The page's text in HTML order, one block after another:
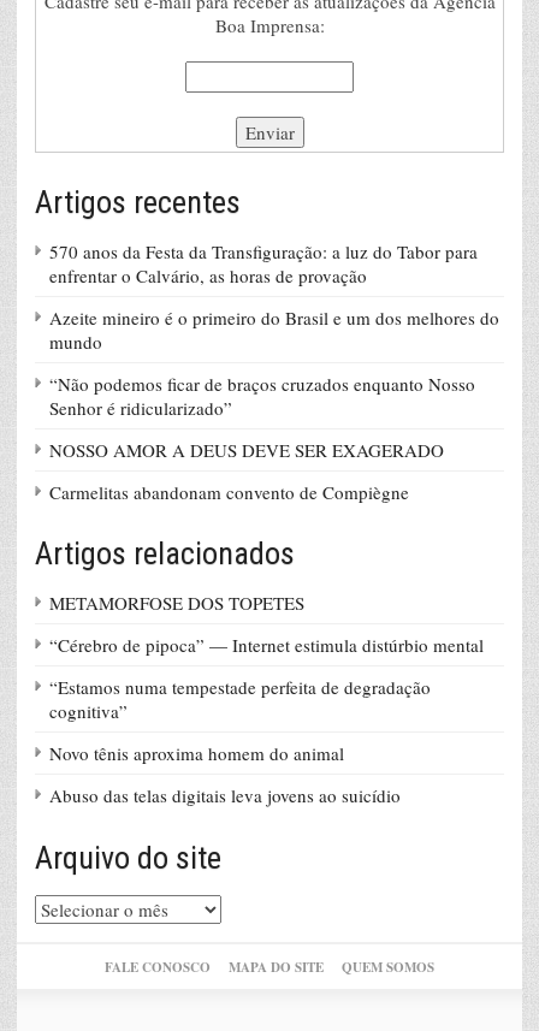
Boa Imprensa:
Artigos recentes
570 anos da Festa da Transfiguração: a luz do Tabor para
enfrentar o Calvário, as horas de provação
Azeite mineiro é o primeiro do Brasil e um dos melhores do
mundo
“Não podemos ficar de braços cruzados enquanto Nosso
Senhor é ridicularizado”
NOSSO AMOR A DEUS DEVE SER EXAGERADO
Carmelitas abandonam convento de Compiègne
Artigos relacionados
METAMORFOSE DOS TOPETES
“Cérebro de pipoca” — Internet estimula distúrbio mental
“Estamos numa tempestade perfeita de degradação
cognitiva”
Novo tênis aproxima homem do animal
Abuso das telas digitais leva jovens ao suicídio
Arquivo do site
Arquivo
do
FALE CONOSCO MAPA DO SITE QUEM SOMOS